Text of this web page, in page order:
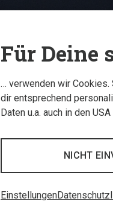
Für Deine
… verwenden wir Cookies.
dir entsprechend
Daten u.a. auch in den
NICHT
EinstellungenDatenschutz